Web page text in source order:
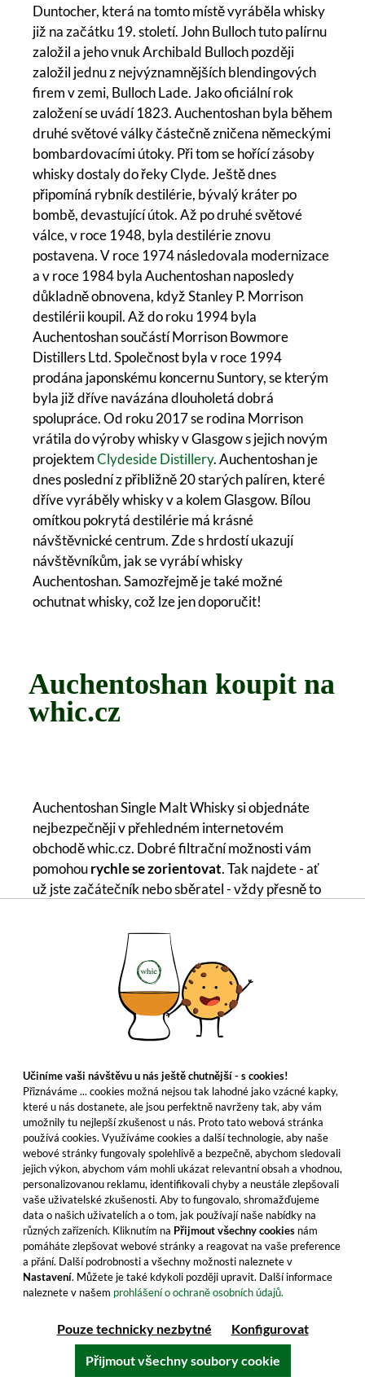
Duntocher, která na tomto místě vyráběla whisky
již na začátku 19. století. John Bulloch tuto palírnu
založil a jeho vnuk Archibald Bulloch později
založil jednu z nejvýznamnějších blendingových
firem v zemi, Bulloch Lade. Jako oficiální rok
založení se uvádí 1823. Auchentoshan byla během
druhé světové války částečně zničena německými
bombardovacími útoky. Při tom se hořící zásoby
whisky dostaly do řeky Clyde. Ještě dnes
připomíná rybník destilérie, bývalý kráter po
bombě, devastující útok. Až po druhé světové
válce, v roce 1948, byla destilérie znovu
postavena. V roce 1974 následovala modernizace
a v roce 1984 byla Auchentoshan naposledy
důkladně obnovena, když Stanley P. Morrison
destilérii koupil. Až do roku 1994 byla
Auchentoshan součástí Morrison Bowmore
Distillers Ltd. Společnost byla v roce 1994
prodána japonskému koncernu Suntory, se kterým
byla již dříve navázána dlouholetá dobrá
spolupráce. Od roku 2017 se rodina Morrison
vrátila do výroby whisky v Glasgow s jejich novým
projektemClydeside Distillery. Auchentoshan je
dnes poslední z přibližně 20 starých palíren, které
dříve vyráběly whisky v a kolem Glasgow. Bílou
omítkou pokrytá destilérie má krásné
návštěvnické centrum. Zde s hrdostí ukazují
návštěvníkům, jak se vyrábí whisky
Auchentoshan. Samozřejmě je také možné
ochutnat whisky, což lze jen doporučit!
Auchentoshan koupit na
whic.cz
Auchentoshan Single Malt Whisky si objednáte
nejbezpečněji v přehledném internetovém
obchodě whic.cz. Dobré filtrační možnosti vám
pomohourychle se zorientovat. Tak najdete - ať
už jste začátečník nebo sběratel - vždy přesně to
, pokud chcete vyzkoušet
Auchentoshan. Alternativně si můžete také
Auchentoshan Three Wood Single Malt
jako další chutný zástupce Auchentoshan na
Auchentoshan - a tak to děláme i my ve whic.
Kupte si Auchentoshan whisky online na whic.
Vaše objednávky balímes péčí. Abychom zajistili
spolehlivéa rychlé dodání, posíláme vaše balíčky
pomocí DHL. Pokud máte jakékoli dotazy nebo
přání ohledně našich Auchentoshan whisky nebo
vaší objednávky, můžete se jednoduše obrátit na
nášzkušenýtým zákaznického servisu
prostřednictvímkontaktního formuláře . Vždy pro
vás najdeme vhodné řešení.
jednoduše zde na whic.cz.
Učiníme vaši návštěvu u nás ještě chutnější - s cookies!
Přiznáváme ... cookies možná nejsou tak lahodné jako vzácné kapky,
které u nás dostanete, ale jsou perfektně navrženy tak, aby vám
umožnily tu nejlepší zkušenost u nás. Proto tato webová stránka
používá cookies. Využíváme cookies a další technologie, aby naše
webové stránky fungovaly spolehlivě a bezpečně, abychom sledovali
jejich výkon, abychom vám mohli ukázat relevantní obsah a vhodnou,
personalizovanou reklamu, identifikovali chyby a neustále zlepšovali
vaše uživatelské zkušenosti. Aby to fungovalo, shromažďujeme
data o našich uživatelích a o tom, jak používají naše nabídky na
různých zařízeních. Kliknutím na Přijmout všechny cookies nám
pomáháte zlepšovat webové stránky a reagovat na vaše preference
a přání. Další podrobnosti a všechny možnosti naleznete v
Nastavení. Můžete je také kdykoli později upravit. Další informace
naleznete v našem prohlášení o ochraně osobních údajů.
Pouze technicky nezbytné Konfigurovat
Přijmout všechny soubory cookie